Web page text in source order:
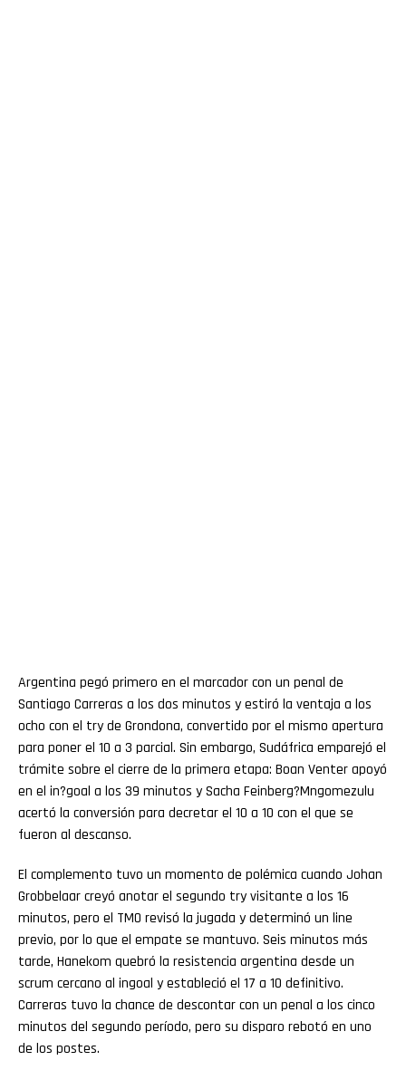
Argentina pegó primero en el marcador con un penal de
Santiago Carreras a los dos minutos y estiró la ventaja a los
ocho con el try de Grondona, convertido por el mismo apertura
para poner el 10 a 3 parcial. Sin embargo, Sudáfrica emparejó el
trámite sobre el cierre de la primera etapa: Boan Venter apoyó
en el in?goal a los 39 minutos y Sacha Feinberg?Mngomezulu
acertó la conversión para decretar el 10 a 10 con el que se
fueron al descanso.
El complemento tuvo un momento de polémica cuando Johan
Grobbelaar creyó anotar el segundo try visitante a los 16
minutos, pero el TMO revisó la jugada y determinó un line
previo, por lo que el empate se mantuvo. Seis minutos más
tarde, Hanekom quebró la resistencia argentina desde un
scrum cercano al ingoal y estableció el 17 a 10 definitivo.
Carreras tuvo la chance de descontar con un penal a los cinco
minutos del segundo período, pero su disparo rebotó en uno
de los postes.